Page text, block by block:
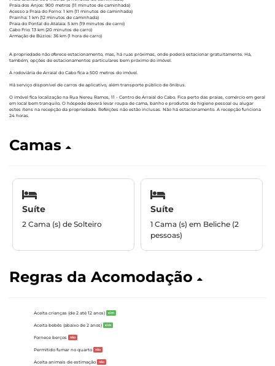
Praia dos Anjos: 900 metros (11 minutos de caminhada)
Acesso a Praia do Forno: 1 km (11 minutos de caminhada)
Prainha: 1 km (12 minutos de caminhada)
Praia do Pontal do Atalaia: 5 km (19 minutos de carro)
Cabo Frio: 13 km (20 minutos de carro)
Armação de Búzios: 36 km (1 hora de carro)
A propriedade não oferece estacionamento, mas, há ruas próximas, onde poderá estacionar gratuitamente. Há,
também, opções de estacionamentos particulares bem próximo do imóvel.
A rodoviária de Arraial do Cabo fica a 500 metros do imóvel.
Há serviço disponível de carros de aplicativo, além transporte público de ônibus.
O imóvel fica localização na Rua Nereu Ramos, 11 - Centro de Arraial do Cabo. Fica perto das praias, comércio em geral
em local bem tranquilo. O hóspede deverá levar roupa de cama, banho e produtos de higiene pessoal ou alugar
estes itens na recepção da propriedade. Refeições não estão inclusas. Não há estacionamento. A recepção funciona
24 horas.
Camas
Suíte
2 Cama (s) de Solteiro
Suíte
1 Cama (s) em Beliche (2
pessoas)
Regras da Acomodação
Aceita crianças (de 2 até 12 anos) sim
Aceita bebês (abaixo de 2 anos) sim
Fornece berços não
Permitido fumar no quarto não
Aceita animais de estimação não